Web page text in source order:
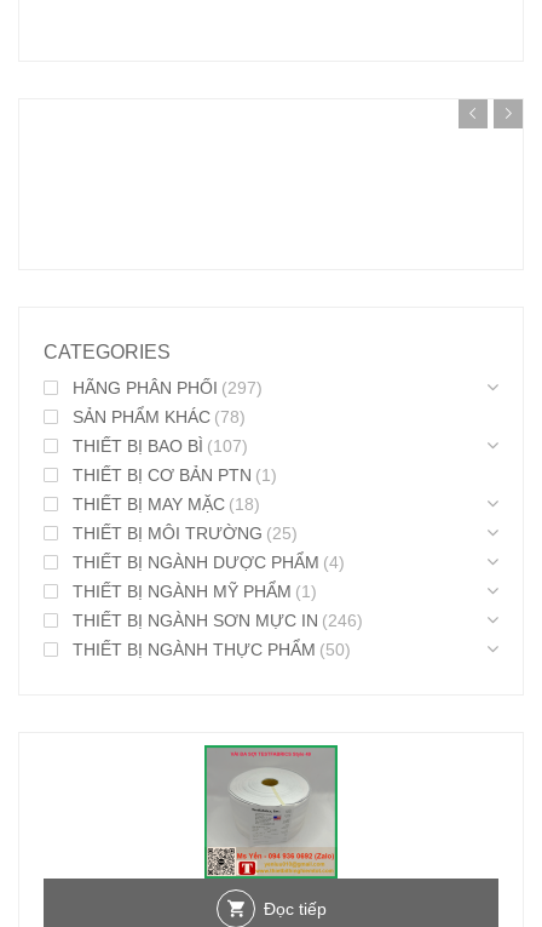
CATEGORIES
HÃNG PHÂN PHỐI (297)
SẢN PHẨM KHÁC (78)
THIẾT BỊ BAO BÌ (107)
THIẾT BỊ CƠ BẢN PTN (1)
THIẾT BỊ MAY MẶC (18)
THIẾT BỊ MÔI TRƯỜNG (25)
THIẾT BỊ NGÀNH DƯỢC PHẨM (4)
THIẾT BỊ NGÀNH MỸ PHẨM (1)
THIẾT BỊ NGÀNH SƠN MỰC IN (246)
THIẾT BỊ NGÀNH THỰC PHẨM (50)
Đọc tiếp